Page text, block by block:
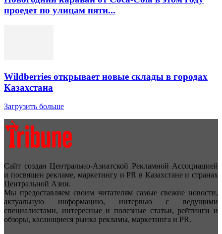
проедет по улицам пяти...
Wildberries открывает новые склады в городах
Казахстана
Загрузить больше
Сайт создан Центрально-Азиатской Рекламной Ассоциацией
и посвящен рекламе, маркетингу и PR в Казахстане и странах
Центральной Азии.
Мы предоставляем своим читателям самые свежие новости,
актуальную информацию, интервью с ведущими
специалистами, интересные и полезные статьи, рейтинги и
обзоры, касающиеся рынка рекламы, маркетинга и PR.